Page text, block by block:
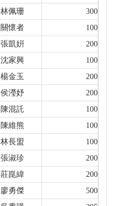
林佩珊
300
關懷者
100
張凱姸
200
沈家興
100
楊金玉
200
侯瀅妤
200
陳混託
100
陳維熊
100
林長盟
100
張淑珍
200
莊崑緯
200
廖勇傑
500